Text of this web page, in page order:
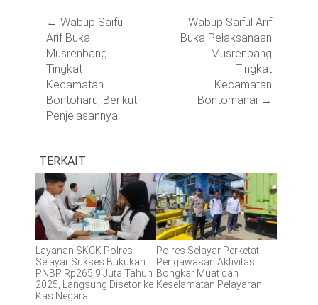
navigation
← Wabup Saiful
Arif Buka
Musrenbang
Tingkat
Kecamatan
Bontoharu, Berikut
Penjelasannya
Wabup Saiful Arif
Buka Pelaksanaan
Musrenbang
Tingkat
Kecamatan
Bontomanai →
TERKAIT
Layanan SKCK Polres
Selayar Sukses Bukukan
PNBP Rp265,9 Juta Tahun
2025, Langsung Disetor ke
Kas Negara
Polres Selayar Perketat
Pengawasan Aktivitas
Bongkar Muat dan
Keselamatan Pelayaran